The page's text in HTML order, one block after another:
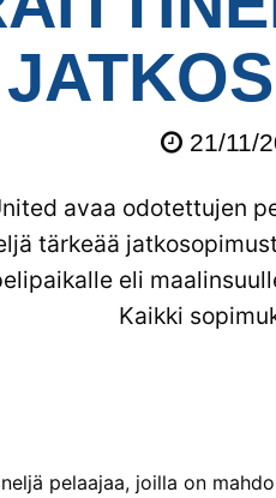
21/11/
avaa odotettujen
tärkeää
eli
Kaikki
pelaajaa, joilla on